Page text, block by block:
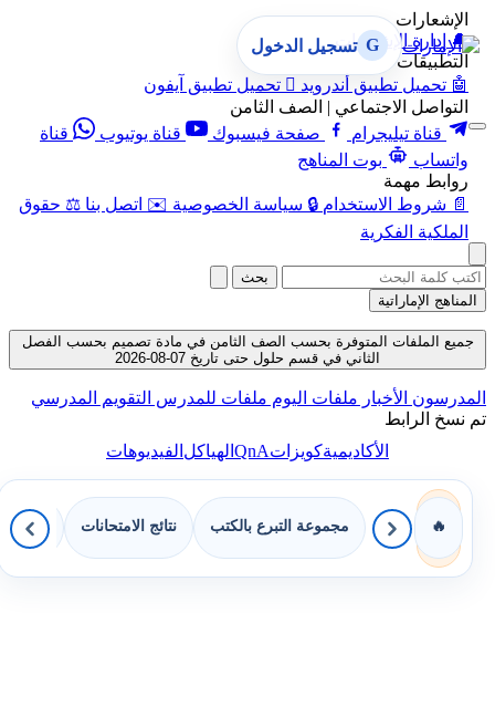
الإشعارات
تطبيق أندرويد
 تحميل تطبيق آيفون
الاجتماعي | الصف الثامن
تيليجرام
صفحة فيسبوك قناة يوتيوب
قناة
بوت المناهج
مهمة
الاستخدام 🔒 سياسة الخصوصية ✉️ اتصل بنا ⚖️ حقوق
الفكرية
G تسجيل الدخول
المتوفرة بحسب الصف الثامن في مادة تصميم بحسب الفصل
الثاني في قسم حلول حتى تاريخ 07-08-2026
الأخبارملفات اليومملفات للمدرسالتقويم المدرسي
الأكاديميةكويزاتQnA الهياكلالفيديوهات
مجموعة التبرع بالكتب نتائج الامتحانات كويزات لجميع